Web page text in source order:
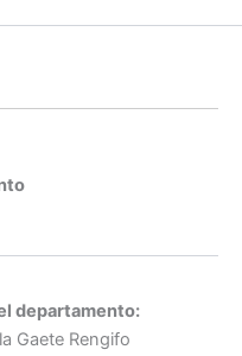
departamento:
Gaete Rengifo